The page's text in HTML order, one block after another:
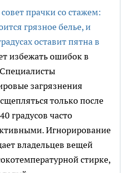
совет прачки со стажем:
грязное белье, и
оставит пятна в
избежать ошибок в
загрязнения
только после
градусов часто
Игнорирование
владельцев вещей
стирке,